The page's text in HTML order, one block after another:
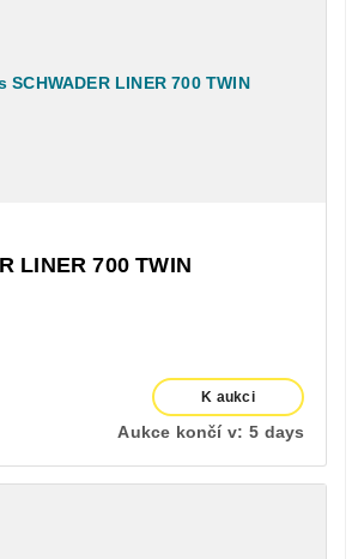
LINER 700 TWIN
K aukci
Aukce končí v: 5 days